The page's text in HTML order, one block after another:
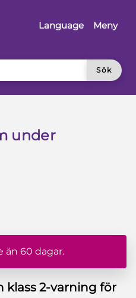
Language
Meny
Sök
under
än 60 dagar.
klass 2-varning för